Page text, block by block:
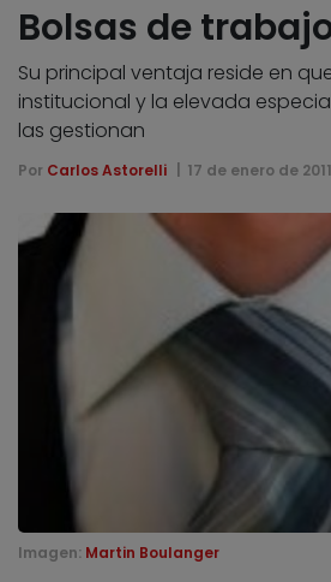
Bolsas de
Su principal ventaja reside en
institucional y la elevada
las gestionan
Por Carlos Astorelli 17 de enero de 2011
Imagen: Martin Boulanger